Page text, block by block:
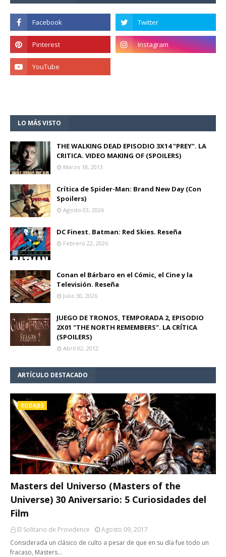
LO MÁS VISTO
THE WALKING DEAD EPISODIO 3X14 "PREY". LA
CRITICA. VIDEO MAKING OF (SPOILERS)
Marzo 18, 2013
Crítica de Spider-Man: Brand New Day (Con
Spoilers)
Agosto 03, 2026
DC Finest. Batman: Red Skies. Reseña
Febrero 22, 2026
Conan el Bárbaro en el Cómic, el Cine y la
Televisión. Reseña
Julio 30, 2026
JUEGO DE TRONOS, TEMPORADA 2, EPISODIO
2X01 "THE NORTH REMEMBERS". LA CRÍTICA
(SPOILERS)
Abril 02, 2012
ARTÍCULO DESTACADO
RODAJES
Masters del Universo (Masters of the
Universe) 30 Aniversario: 5 Curiosidades del
Film
El Solitario de Providence
Agosto 09, 2017
Considerada un clásico de culto a pesar de que en su día fue todo un
fracaso, Masters…